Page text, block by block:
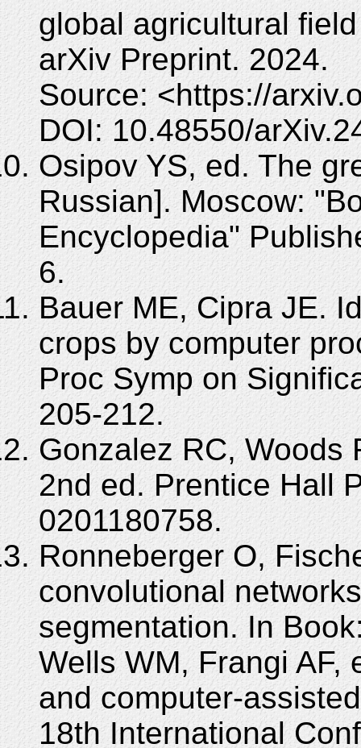
global agricultural
arXiv Preprint. 2024.
Source: <https://
DOI: 10.48550/
Osipov YS, ed. The
Russian]. Moscow:
Encyclopedia"
6.
Bauer ME, Cipra JE.
crops by computer
Proc Symp on
205-212.
Gonzalez RC, Woods
2nd ed. Prentice Hall
0201180758.
Ronneberger O,
convolutional
segmentation. In
Wells WM, Frangi AF,
and computer-
18th International